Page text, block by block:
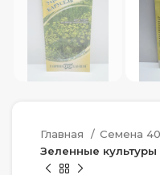
Главная
Семена
Зеленные культуры